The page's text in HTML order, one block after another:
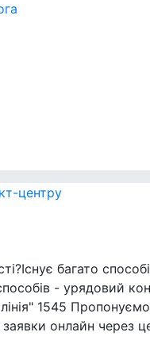
центру
багато
- урядовий
1545
заявки онлайн через